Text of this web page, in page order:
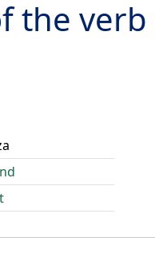
the verb